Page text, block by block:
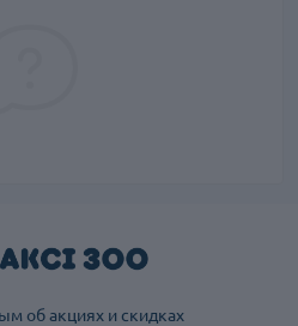
об акциях и скидках